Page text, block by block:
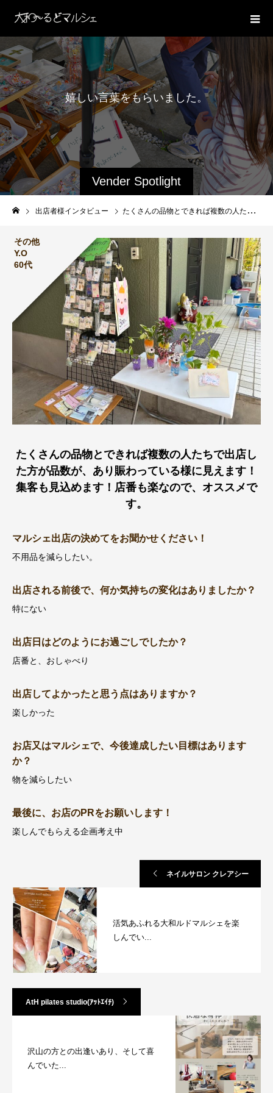
Vender Spotlight
嬉し い言葉をもらい まし た 。
出店者様インタビュー たくさんの品物とできれば複数の人たちで出店した方が品数が、あり賑わっている様に見えます！集客も見込めます！店番も楽なので、オススメです。
その他
Y.O
60代
たくさんの品物とできれば複数の人たちで出店し
た方が品数が、あり賑わっている様に見えます！
集客も見込めます！店番も楽なので、オススメで
す。
マルシェ出店の決めてをお聞かせください！
不用品を減らしたい。
出店される前後で、何か気持ちの変化はありましたか？
特にない
出店日はどのようにお過ごしでしたか？
店番と、おしゃべり
出店してよかったと思う点はありますか？
楽しかった
お店又はマルシェで、今後達成したい目標はあります
か？
物を減らしたい
最後に、お店のPRをお願いします！
楽しんでもらえる企画考え中
ネイルサロン クレアシー
活気あふれる大和ルドマルシェを楽
しんでい...
AtH pilates studio(ｱｯﾄｴｲﾁ)
沢山の方との出逢いあり、そして喜
んでいた...